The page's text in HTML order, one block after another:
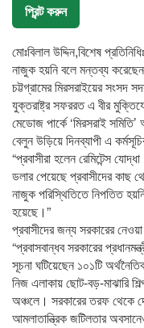
প্রিন্ট করুন
মোঃবিলাল উদ্দিন,বিশেষ
নাজুক হয়নি বলে মন্তব্য
চট্টগ্রামের মিরসরাইয়ের সংসদ
যুক্তরাষ্ট্র সফররত এ বীর
মেডোজ পার্কে ‘মিরসরাই
বেলুন উড়িয়ে দিনব্যাপী এ
“প্রবাসীরা হলেন রেমিটেন্স
ডলার পেয়েছে প্রবাসীদের
নাজুক পরিস্থিতিতে নিপতিত
হয়েছে।”
প্রবাসীদের জন্য সরকারের
“প্রবাসবান্ধব সরকারের
সূচনা ঘটিয়েছেন ১০১টি
নিজ এলাকায় ছোট-বড়-মাঝারি
অঞ্চলে। সরকারের তরফ থেকে
আমলাতান্ত্রিক জটিলতার